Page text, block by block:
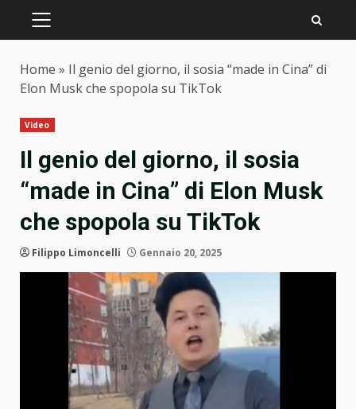
PRIMARY
Home » Il genio del giorno, il sosia “made in Cina” di
Elon Musk che spopola su TikTok
Video
Il genio del giorno, il sosia
“made in Cina” di Elon Musk
che spopola su TikTok
Filippo Limoncelli Gennaio 20, 2025